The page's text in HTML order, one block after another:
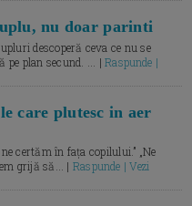
nu doar parinti
descoperă ceva ce nu se
pe plan secund. ... |Raspunde |
care plutesc in aer
certăm în fața copilului.” „Ne
grijă să... | Raspunde | Vezi